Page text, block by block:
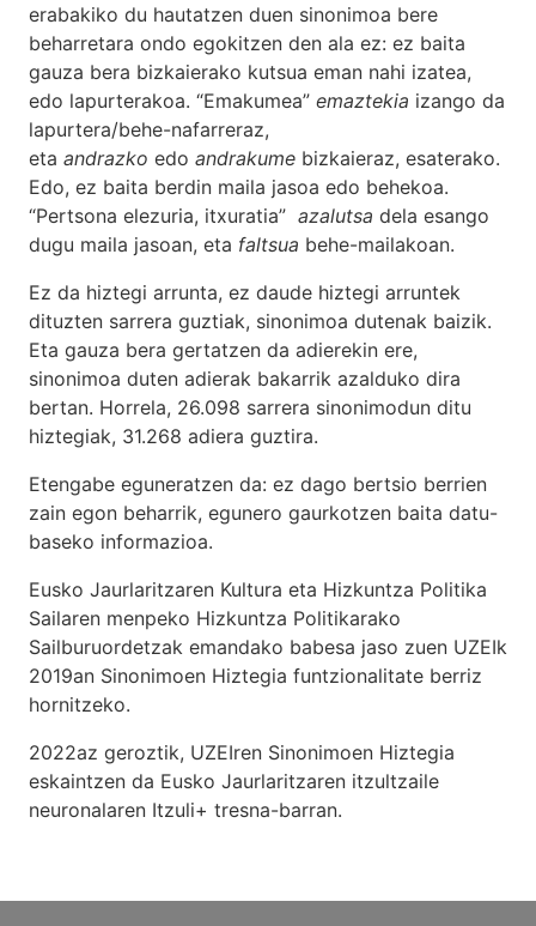
erabakiko du hautatzen duen sinonimoa bere
beharretara ondo egokitzen den ala ez: ez baita
gauza bera bizkaierako kutsua eman nahi izatea,
edo lapurterakoa. “Emakumea” emaztekia izango da
lapurtera/behe-nafarreraz,
eta andrazko edo andrakume bizkaieraz, esaterako.
Edo, ez baita berdin maila jasoa edo behekoa.
“Pertsona elezuria, itxuratia” azalutsa dela esango
dugu maila jasoan, eta faltsua behe-mailakoan.
Ez da hiztegi arrunta, ez daude hiztegi arruntek
dituzten sarrera guztiak, sinonimoa dutenak baizik.
Eta gauza bera gertatzen da adierekin ere,
sinonimoa duten adierak bakarrik azalduko dira
bertan. Horrela, 26.098 sarrera sinonimodun ditu
hiztegiak, 31.268 adiera guztira.
Etengabe eguneratzen da: ez dago bertsio berrien
zain egon beharrik, egunero gaurkotzen baita datu-
baseko informazioa.
Eusko Jaurlaritzaren Kultura eta Hizkuntza Politika
Sailaren menpeko Hizkuntza Politikarako
Sailburuordetzak emandako babesa jaso zuen UZEIk
2019an Sinonimoen Hiztegia funtzionalitate berriz
hornitzeko.
2022az geroztik, UZEIren Sinonimoen Hiztegia
eskaintzen da Eusko Jaurlaritzaren itzultzaile
neuronalaren Itzuli+ tresna-barran.